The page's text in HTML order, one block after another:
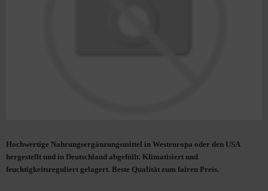
Hochwertige Nahrungsergänzungsmittel in Westeuropa oder den USA
hergestellt und in Deutschland abgefüllt. Klimatisiert und
feuchtigkeitsreguliert gelagert. Beste Qualität zum fairen Preis.